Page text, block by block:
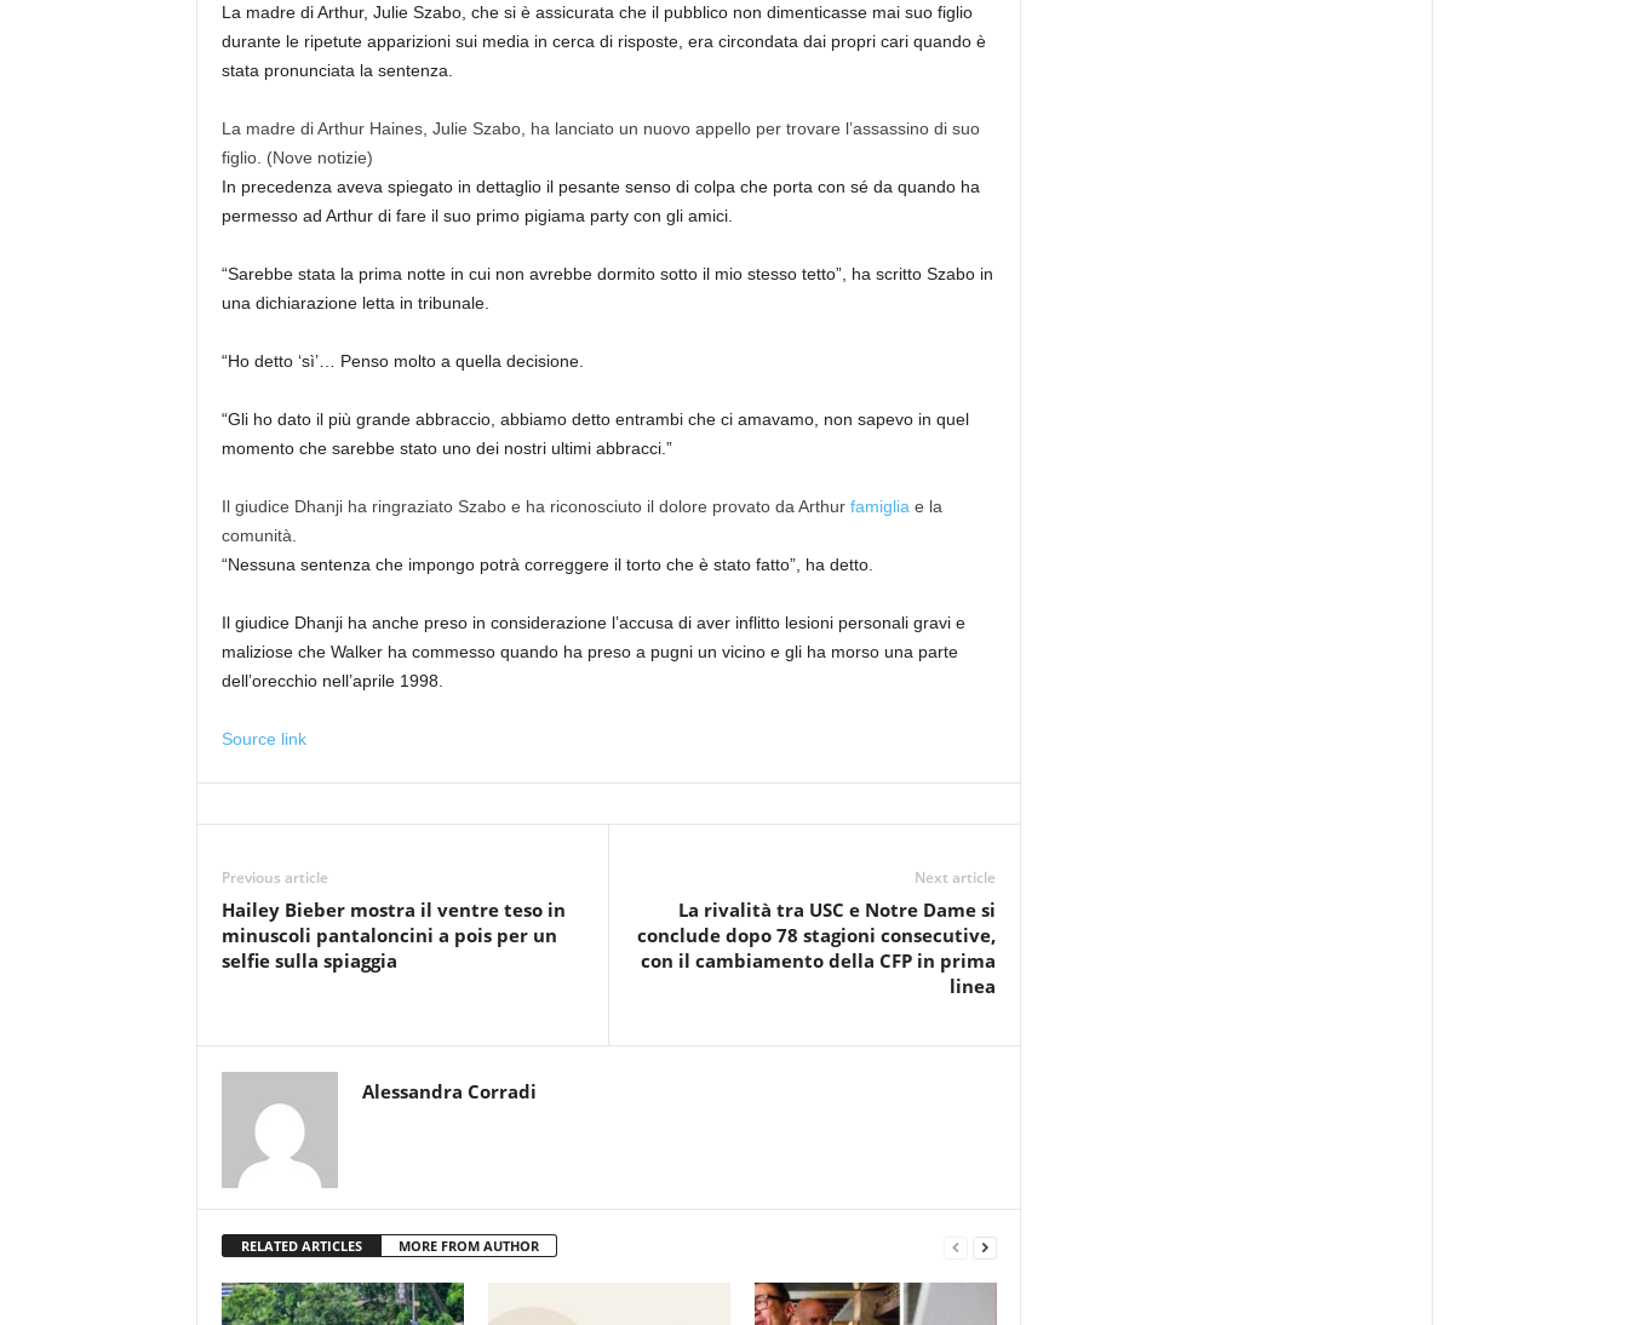
La madre di Arthur, Julie Szabo, che si è assicurata che il pubblico non dimenticasse mai suo figlio
durante le ripetute apparizioni sui media in cerca di risposte, era circondata dai propri cari quando è
stata pronunciata la sentenza.
La madre di Arthur Haines, Julie Szabo, ha lanciato un nuovo appello per trovare l’assassino di suo
figlio. (Nove notizie)
In precedenza aveva spiegato in dettaglio il pesante senso di colpa che porta con sé da quando ha
permesso ad Arthur di fare il suo primo pigiama party con gli amici.
“Sarebbe stata la prima notte in cui non avrebbe dormito sotto il mio stesso tetto”, ha scritto Szabo in
una dichiarazione letta in tribunale.
“Ho detto ‘sì’… Penso molto a quella decisione.
“Gli ho dato il più grande abbraccio, abbiamo detto entrambi che ci amavamo, non sapevo in quel
momento che sarebbe stato uno dei nostri ultimi abbracci.”
Il giudice Dhanji ha ringraziato Szabo e ha riconosciuto il dolore provato da Arthur famiglia e la
comunità.
“Nessuna sentenza che impongo potrà correggere il torto che è stato fatto”, ha detto.
Il giudice Dhanji ha anche preso in considerazione l’accusa di aver inflitto lesioni personali gravi e
maliziose che Walker ha commesso quando ha preso a pugni un vicino e gli ha morso una parte
dell’orecchio nell’aprile 1998.
Source link
Previous article
Hailey Bieber mostra il ventre teso in
minuscoli pantaloncini a pois per un
selfie sulla spiaggia
Next article
La rivalità tra USC e Notre Dame si
conclude dopo 78 stagioni consecutive,
con il cambiamento della CFP in prima
linea
Alessandra Corradi
RELATED ARTICLES MORE FROM AUTHOR